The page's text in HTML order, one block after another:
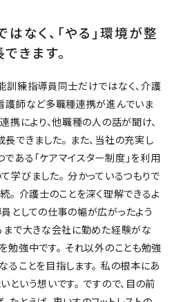
はなく、「やる」環境が整
きます。
訓練指導員同士だけではなく、介護
護師など多職種連携が進んでいま
携により、他職種の人の話が聞け、
できました。 また、当社の充実し
ある「ケアマイスター制度」を利用
学びました。 分かっているつもりで
。 介護士のことを深く理解できるよ
としての仕事の幅が広がったよう
まで大きな会社に勤めた経験がな
勉強中です。 それ以外のことも勉強
ることを目指します。 私の根本にあ
という想いです。 ですので、目の前